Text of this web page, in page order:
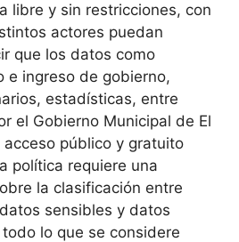
libre y sin restricciones, con
actores puedan
que los datos como
e ingreso de gobierno,
estadísticas, entre
el Gobierno Municipal de El
público y gratuito
política requiere una
la clasificación entre
sensibles y datos
lo que se considere